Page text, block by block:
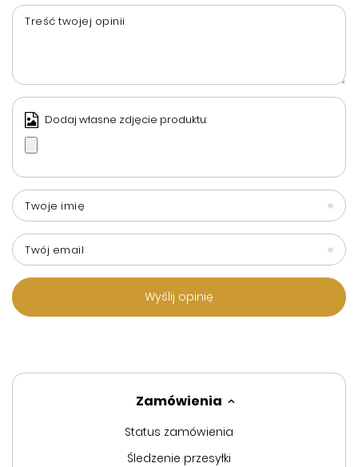
Treść twojej opinii
Dodaj własne zdjęcie produktu:
Twoje imię
Twój email
Wyślij opinię
Zamówienia
Status zamówienia
Śledzenie przesyłki